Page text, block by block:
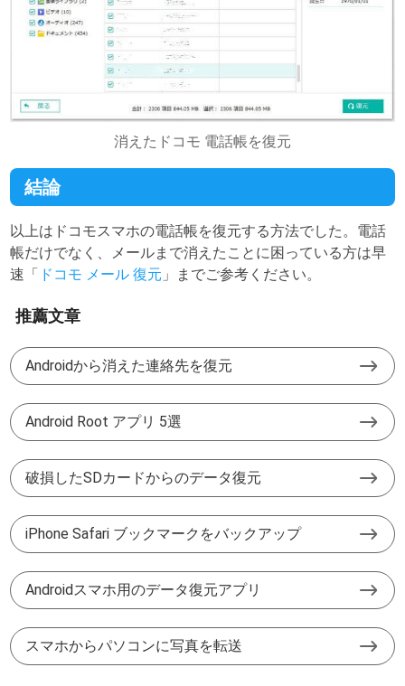
消えたドコモ 電話帳を復元
結論
以上はドコモスマホの電話帳を復元する方法でした。電話
帳だけでなく、メールまで消えたことに困っている方は早
速「 ドコモ メール 復元 」までご参考ください。
推薦文章
Androidから消えた連絡先を復元
Android Root アプリ 5選
破損したSDカードからのデータ復元
iPhone Safari ブックマークをバックアップ
Androidスマホ用のデータ復元アプリ
スマホからパソコンに写真を転送